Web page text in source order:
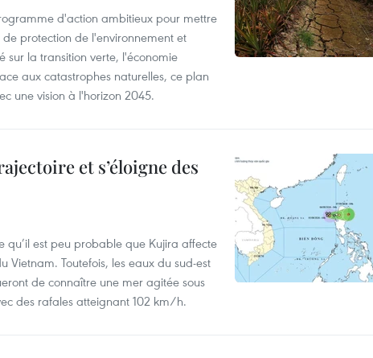
d'action ambitieux pour mettre
protection de l'environnement et
la transition verte, l'économie
aux catastrophes naturelles, ce plan
une vision à l'horizon 2045.
et s’éloigne des
qu’il est peu probable que Kujira affecte
Vietnam. Toutefois, les eaux du sud-est
de connaître une mer agitée sous
des rafales atteignant 102 km/h.